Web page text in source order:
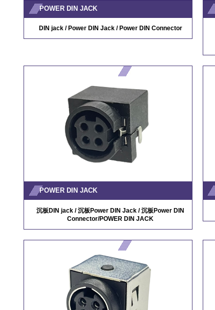
POWER DIN JACK
DIN jack / Power DIN Jack / Power DIN Connector
POWER DIN JACK
沉板DIN jack / 沉板Power DIN Jack / 沉板Power DIN
Connector/POWER DIN JACK